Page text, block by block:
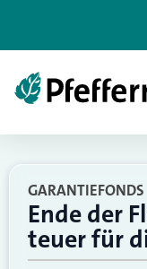
GARANTIEFONDS
Ende der
teuer für